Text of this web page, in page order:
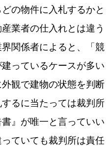
の物件に入札するかと
業者の仕入れとは違う
関係者によると、「競
っているケースが多い
観で建物の状態を判断
るに当たっては裁判所
』が唯一と言っていい
ていても裁判所は責任